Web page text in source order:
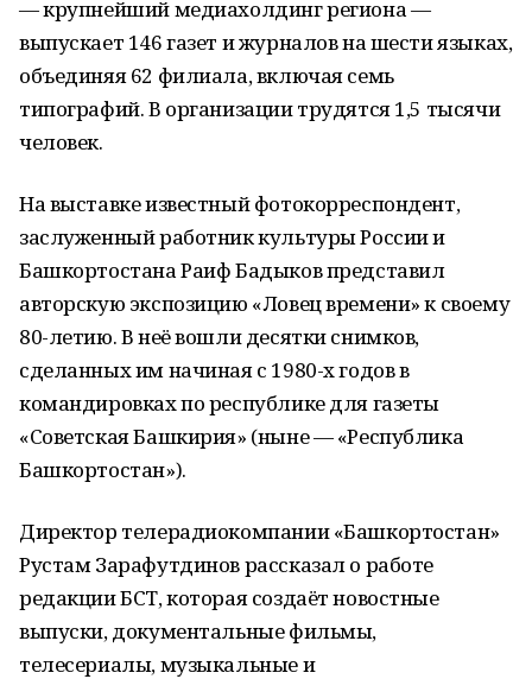
— крупнейший медиахолдинг региона —
выпускает 146 газет и журналов на шести языках,
объединяя 62 филиала, включая семь
типографий. В организации трудятся 1,5 тысячи
человек.
На выставке известный фотокорреспондент,
заслуженный работник культуры России и
Башкортостана Раиф Бадыков представил
авторскую экспозицию «Ловец времени» к своему
80-летию. В неё вошли десятки снимков,
сделанных им начиная с 1980-х годов в
командировках по республике для газеты
«Советская Башкирия» (ныне — «Республика
Башкортостан»).
Директор телерадиокомпании «Башкортостан»
Рустам Зарафутдинов рассказал о работе
редакции БСТ, которая создаёт новостные
выпуски, документальные фильмы,
телесериалы, музыкальные и